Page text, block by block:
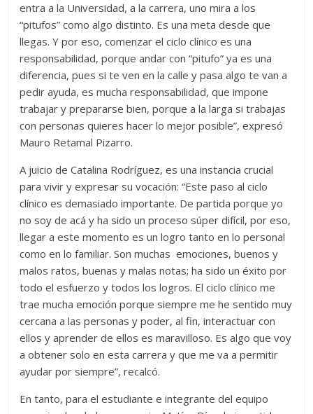
entra a la Universidad, a la carrera, uno mira a los
“pitufos” como algo distinto. Es una meta desde que
llegas. Y por eso, comenzar el ciclo clínico es una
responsabilidad, porque andar con “pitufo” ya es una
diferencia, pues si te ven en la calle y pasa algo te van a
pedir ayuda, es mucha responsabilidad, que impone
trabajar y prepararse bien, porque a la larga si trabajas
con personas quieres hacer lo mejor posible”, expresó
Mauro Retamal Pizarro.
A juicio de Catalina Rodríguez, es una instancia crucial
para vivir y expresar su vocación: “Este paso al ciclo
clínico es demasiado importante. De partida porque yo
no soy de acá y ha sido un proceso súper difícil, por eso,
llegar a este momento es un logro tanto en lo personal
como en lo familiar. Son muchas emociones, buenos y
malos ratos, buenas y malas notas; ha sido un éxito por
todo el esfuerzo y todos los logros. El ciclo clínico me
trae mucha emoción porque siempre me he sentido muy
cercana a las personas y poder, al fin, interactuar con
ellos y aprender de ellos es maravilloso. Es algo que voy
a obtener solo en esta carrera y que me va a permitir
ayudar por siempre”, recalcó.
En tanto, para el estudiante e integrante del equipo